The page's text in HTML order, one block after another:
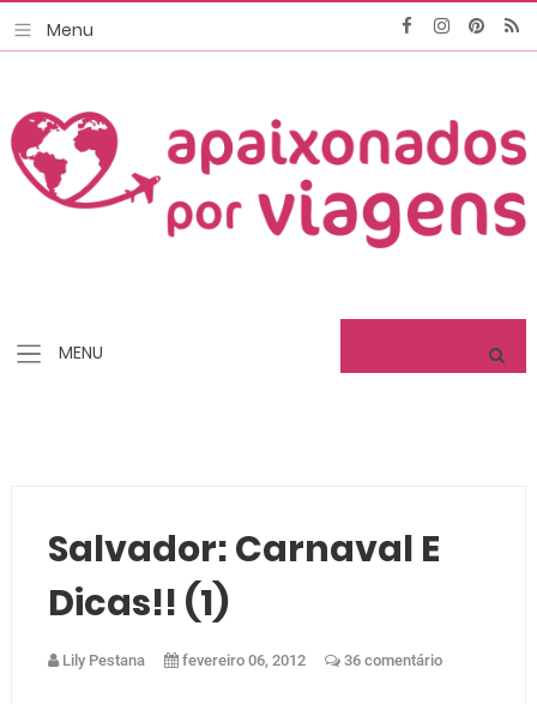
Salvador: Carnaval E
Dicas!! (1)
Lily Pestana fevereiro 06, 2012 36 comentário